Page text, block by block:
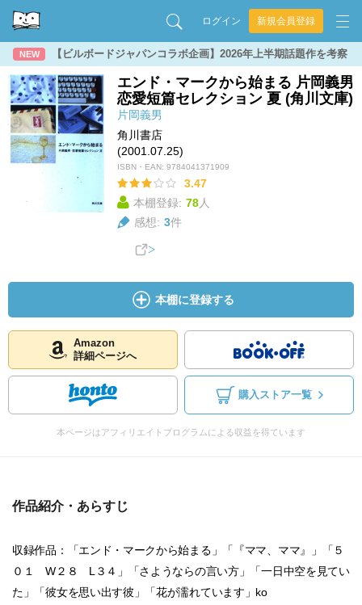
ログイン 新規会員登録
NEW 【ビルボードジャパンコラボ企画】2026年上半期話題作を考察
エンド・マークから始まる 片岡義男
恋愛短篇セレクション 夏 (角川文庫)
片岡義男
角川書店
(2001.07.25)
ISBN・EAN: 9784041371909
3.47
本棚登録: 78人
感想: 3件
本棚に登録する
Amazon
詳細ページへ
購入ストア一覧
本ページはアフィリエイトプログラムによる収益を得ています
作品紹介・あらすじ
収録作品：「エンド・マークから始まる」「『ママ、ママ』」「５
０１ W２８ L３４」「さようならの言い方」「一日中空を見てい
た」「彼女を思い出す彼」「花が濡れています」ko